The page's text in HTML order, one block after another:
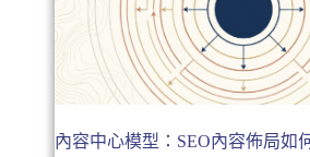
內容中心模型：SEO內容佈局如